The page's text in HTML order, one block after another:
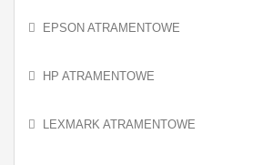
EPSON ATRAMENTOWE
HP ATRAMENTOWE
LEXMARK ATRAMENTOWE